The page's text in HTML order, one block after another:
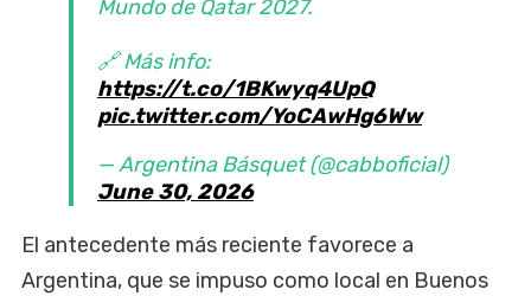
Mundo de Qatar 2027.
🔗 Más info:
https://t.co/1BKwyq4UpQ
pic.twitter.com/YoCAwHg6Ww
— Argentina Básquet (@cabboficial)
June 30, 2026
El antecedente más reciente favorece a
Argentina, que se impuso como local en Buenos